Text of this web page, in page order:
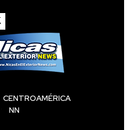
CENTROAMÉRICA
NN